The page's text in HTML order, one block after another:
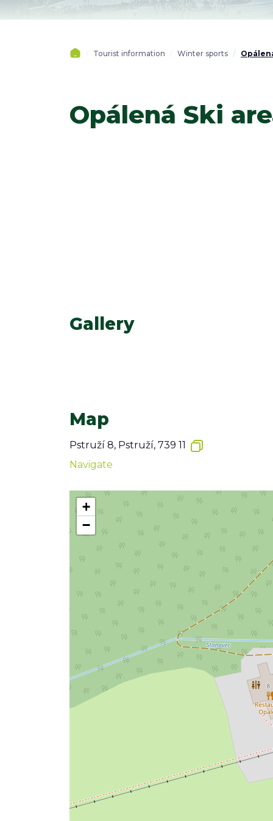
Tourist information Winter sports
Opálená Ski
Gallery
Map
Pstruží 8, Pstruží, 739 11
Navigate
+
−